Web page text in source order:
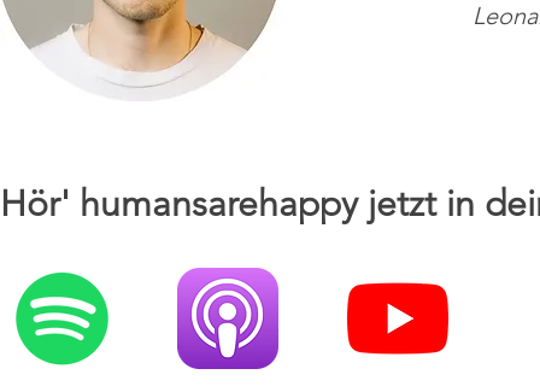
Hör' humansarehappy jetzt in